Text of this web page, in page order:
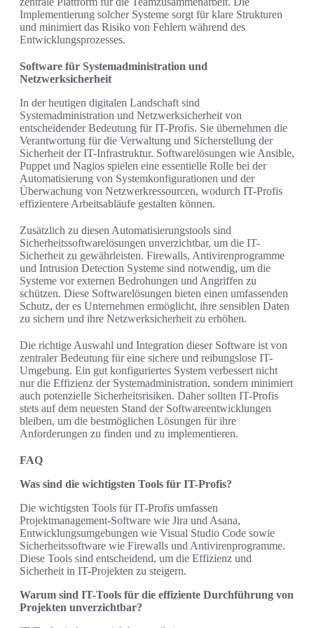
Implementierung solcher Systeme sorgt für klare Strukturen
und minimiert das Risiko von Fehlern während des
Entwicklungsprozesses.
Software für Systemadministration und
Netzwerksicherheit
In der heutigen digitalen Landschaft sind
Systemadministration und Netzwerksicherheit von
entscheidender Bedeutung für IT-Profis. Sie übernehmen die
Verantwortung für die Verwaltung und Sicherstellung der
Sicherheit der IT-Infrastruktur. Softwarelösungen wie Ansible,
Puppet und Nagios spielen eine essentielle Rolle bei der
Automatisierung von Systemkonfigurationen und der
Überwachung von Netzwerkressourcen, wodurch IT-Profis
effizientere Arbeitsabläufe gestalten können.
Zusätzlich zu diesen Automatisierungstools sind
Sicherheitssoftwarelösungen unverzichtbar, um die IT-
Sicherheit zu gewährleisten. Firewalls, Antivirenprogramme
und Intrusion Detection Systeme sind notwendig, um die
Systeme vor externen Bedrohungen und Angriffen zu
schützen. Diese Softwarelösungen bieten einen umfassenden
Schutz, der es Unternehmen ermöglicht, ihre sensiblen Daten
zu sichern und ihre Netzwerksicherheit zu erhöhen.
Die richtige Auswahl und Integration dieser Software ist von
zentraler Bedeutung für eine sichere und reibungslose IT-
Umgebung. Ein gut konfiguriertes System verbessert nicht
nur die Effizienz der Systemadministration, sondern minimiert
auch potenzielle Sicherheitsrisiken. Daher sollten IT-Profis
stets auf dem neuesten Stand der Softwareentwicklungen
bleiben, um die bestmöglichen Lösungen für ihre
Anforderungen zu finden und zu implementieren.
FAQ
Was sind die wichtigsten Tools für IT-Profis?
Die wichtigsten Tools für IT-Profis umfassen
Projektmanagement-Software wie Jira und Asana,
Entwicklungsumgebungen wie Visual Studio Code sowie
Sicherheitssoftware wie Firewalls und Antivirenprogramme.
Diese Tools sind entscheidend, um die Effizienz und
Sicherheit in IT-Projekten zu steigern.
Warum sind IT-Tools für die effiziente Durchführung von
Projekten unverzichtbar?